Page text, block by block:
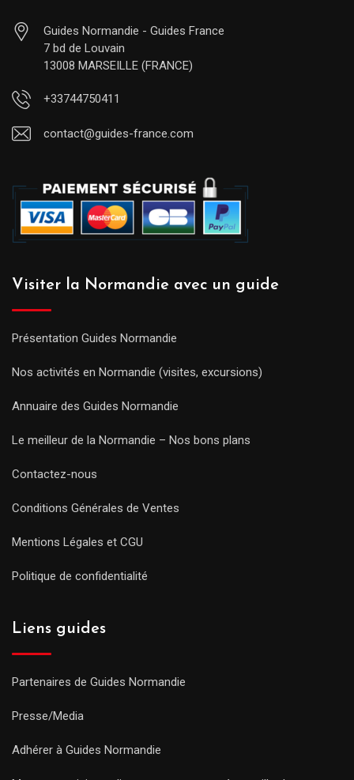
Guides Normandie - Guides France
7 bd de Louvain
13008 MARSEILLE (FRANCE)
+33744750411
contact@guides-france.com
Visiter la Normandie avec un guide
Présentation Guides Normandie
Nos activités en Normandie (visites, excursions)
Annuaire des Guides Normandie
Le meilleur de la Normandie – Nos bons plans
Contactez-nous
Conditions Générales de Ventes
Mentions Légales et CGU
Politique de confidentialité
Liens guides
Partenaires de Guides Normandie
Presse/Media
Adhérer à Guides Normandie